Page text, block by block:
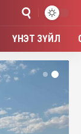
ҮНЭТ ЗҮЙЛ